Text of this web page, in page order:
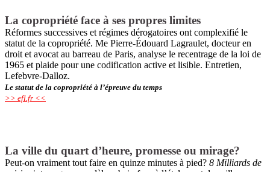
La copropriété face à ses propres limites
Réformes successives et régimes dérogatoires ont complexifié le
statut de la copropriété. Me Pierre-Édouard Lagraulet, docteur en
droit et avocat au barreau de Paris, analyse le recentrage de la loi de
1965 et plaide pour une codification active et lisible. Entretien,
Lefebvre-Dalloz.
Le statut de la copropriété à l’épreuve du temps
>> efl.fr <<
La ville du quart d’heure, promesse ou mirage?
Peut-on vraiment tout faire en quinze minutes à pied? 8 Milliards de